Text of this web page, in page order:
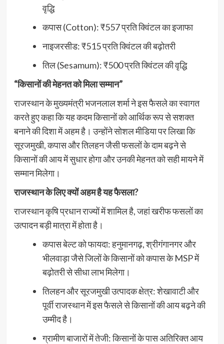
वृद्धि
कपास (Cotton): ₹557 प्रति क्विंटल का इजाफा
नाइजरसीड: ₹515 प्रति क्विंटल की बढ़ोतरी
तिल (Sesamum): ₹500 प्रति क्विंटल की वृद्धि
“किसानों की मेहनत को मिला सम्मान”
राजस्थान के मुख्यमंत्री भजनलाल शर्मा ने इस फैसले का स्वागत
करते हुए कहा कि यह कदम किसानों को आर्थिक रूप से सशक्त
बनाने की दिशा में अहम है। उन्होंने सोशल मीडिया पर लिखा कि
सूरजमुखी, कपास और तिलहन जैसी फसलों के दाम बढ़ने से
किसानों की आय में सुधार होगा और उनकी मेहनत को सही मायने में
सम्मान मिलेगा।
राजस्थान के लिए क्यों अहम है यह फैसला?
राजस्थान कृषि प्रधान राज्यों में शामिल है, जहां खरीफ फसलों का
उत्पादन बड़ी मात्रा में होता है।
कपास बेल्ट को फायदा: हनुमानगढ़, श्रीगंगानगर और
भीलवाड़ा जैसे जिलों के किसानों को कपास के MSP में
बढ़ोतरी से सीधा लाभ मिलेगा।
तिलहन और सूरजमुखी उत्पादक क्षेत्र: शेखावाटी और
पूर्वी राजस्थान में इस फैसले से किसानों की आय बढ़ने की
उम्मीद है।
ग्रामीण बाजारों में तेजी: किसानों के पास अतिरिक्त आय